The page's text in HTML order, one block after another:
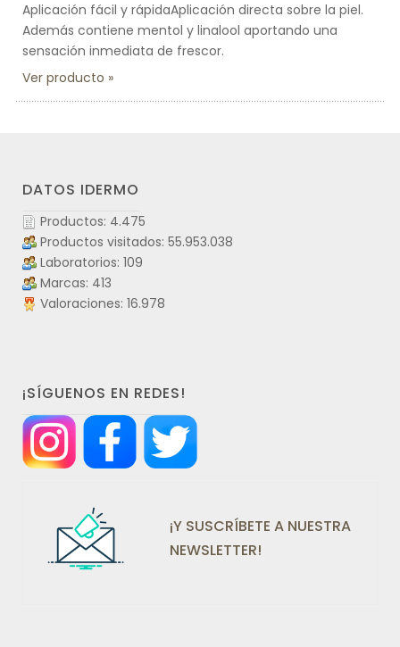
Aplicación fácil y rápidaAplicación directa sobre la piel.
Además contiene mentol y linalool aportando una
sensación inmediata de frescor.
Ver producto
DATOS IDERMO
Productos: 4.475
Productos visitados: 55.953.038
Laboratorios: 109
Marcas: 413
Valoraciones: 16.978
¡SÍGUENOS EN REDES!
¡Y SUSCRÍBETE A NUESTRA
NEWSLETTER!